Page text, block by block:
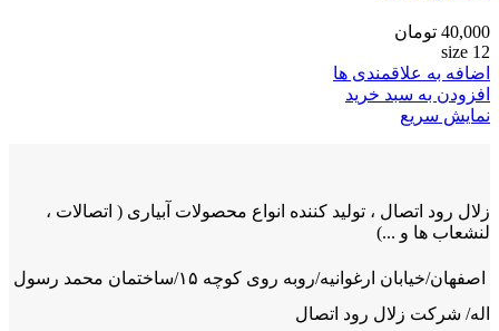
40,000 تومان
size 12
اضافه به علاقمندی ها
افزودن به سبد خرید
نمایش سریع
زلال رود اتصال ، تولید کننده انواع محصولات آبیاری ( اتصالات ،
لنشعاب ها و ...)
اصفهان/خیابان ارغوانیه/روبه روی کوچه ۱۵/ساختمان محمد رسول
اله/ شرکت زلال رود اتصال